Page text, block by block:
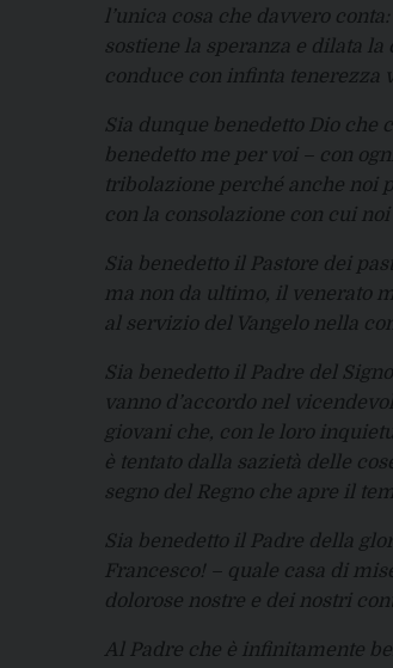
l’unica cosa che davvero
sostiene la speranza e dilata
conduce con infinta tenerezza
Sia dunque benedetto Dio che
benedetto me per voi – con
tribolazione perché anche noi
con la consolazione con cui
Sia benedetto il Pastore dei
ma non da ultimo, il venerato
al servizio del Vangelo nella
Sia benedetto il Padre del
vanno d’accordo nel
giovani che, con le loro
è tentato dalla sazietà delle
segno del Regno che apre il
Sia benedetto il Padre della
Francesco! – quale casa di
dolorose nostre e dei nostri
Al Padre che è infinitamente